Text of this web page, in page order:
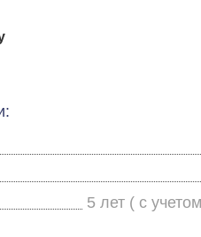
5 лет ( с